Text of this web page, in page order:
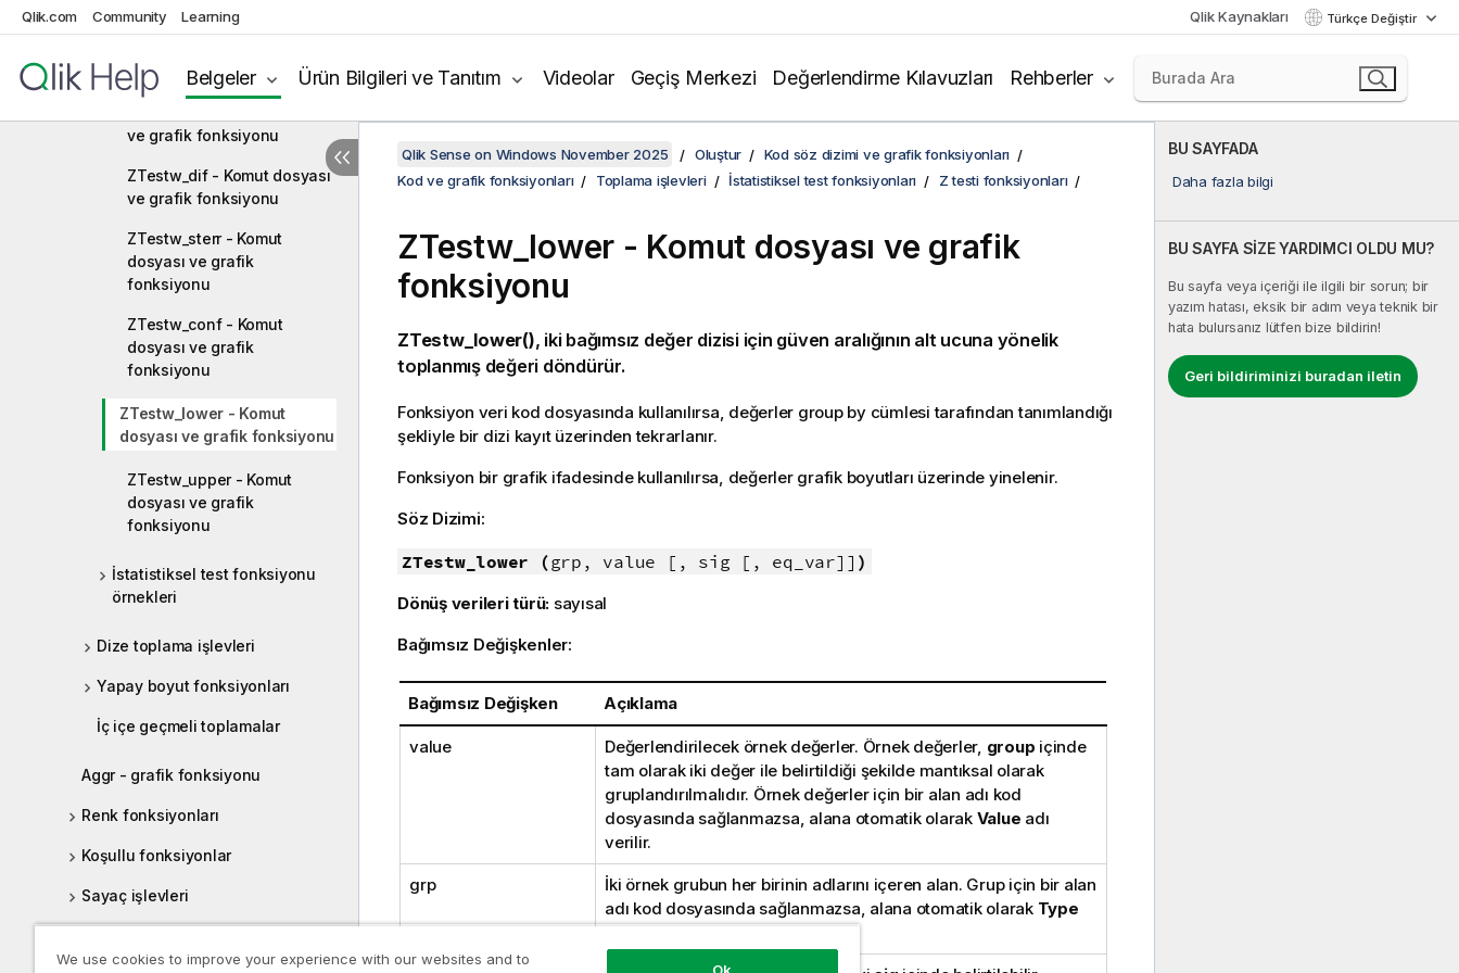
Qlik.com Community Learning Qlik Kaynakları Türkçe Değiştir
Belgeler Ürün Bilgileri ve Tanıtım Videolar Geçiş Merkezi Değerlendirme Kılavuzları Rehberler
fonksiyonu
ve grafik fonksiyonu
ve grafik fonksiyonu
ZTestw_dif - Komut dosyası
ve grafik fonksiyonu
ZTestw_sterr - Komut
dosyası ve grafik
fonksiyonu
ZTestw_conf - Komut
dosyası ve grafik
fonksiyonu
ZTestw_lower - Komut
dosyası ve grafik fonksiyonu
ZTestw_upper - Komut
dosyası ve grafik
fonksiyonu
İstatistiksel test fonksiyonu
örnekleri
Dize toplama işlevleri
Yapay boyut fonksiyonları
İç içe geçmeli toplamalar
Aggr - grafik fonksiyonu
Renk fonksiyonları
Koşullu fonksiyonlar
Sayaç işlevleri
BU SAYFADA
Daha fazla bilgi
BU SAYFA SİZE YARDIMCI OLDU MU?
Bu sayfa veya içeriği ile ilgili bir sorun; bir
yazım hatası, eksik bir adım veya teknik bir
hata bulursanız lütfen bize bildirin!
Geri bildiriminizi buradan iletin
Qlik Sense on Windows November 2025 Oluştur
Kod söz dizimi ve grafik fonksiyonları
Kod ve grafik fonksiyonları
Toplama işlevleri İstatistiksel test fonksiyonları Z testi fonksiyonları
ZTestw_lower - Komut dosyası ve grafik
fonksiyonu
ZTestw_lower(), iki bağımsız değer dizisi için güven aralığının alt ucuna yönelik
toplanmış değeri döndürür.
Fonksiyon veri kod dosyasında kullanılırsa, değerler group by cümlesi tarafından tanımlandığı
şekliyle bir dizi kayıt üzerinden tekrarlanır.
Fonksiyon bir grafik ifadesinde kullanılırsa, değerler grafik boyutları üzerinde yinelenir.
Söz Dizimi:
ZTestw_lower (grp, value [, sig [, eq_var]] )
Dönüş verileri türü: sayısal
Bağımsız Değişkenler:
Bağımsız Değişken Açıklama
value Değerlendirilecek örnek değerler. Örnek değerler, group içinde
tam olarak iki değer ile belirtildiği şekilde mantıksal olarak
gruplandırılmalıdır. Örnek değerler için bir alan adı kod
dosyasında sağlanmazsa, alana otomatik olarak Value adı
verilir.
grp
İki örnek grubun her birinin adlarını içeren alan. Grup için bir alan
adı kod dosyasında sağlanmazsa, alana otomatik olarak Type
We use cookies to improve your experience with our websites and to